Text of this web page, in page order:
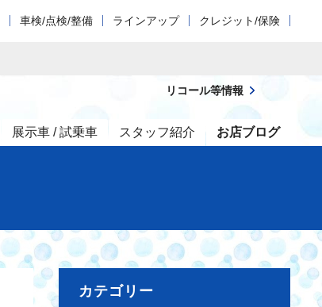
車検/点検/整備 ラインアップ クレジット/保険
展示車 / 試乗車 スタッフ紹介 お店ブログ
リコール等情報
カテゴリー